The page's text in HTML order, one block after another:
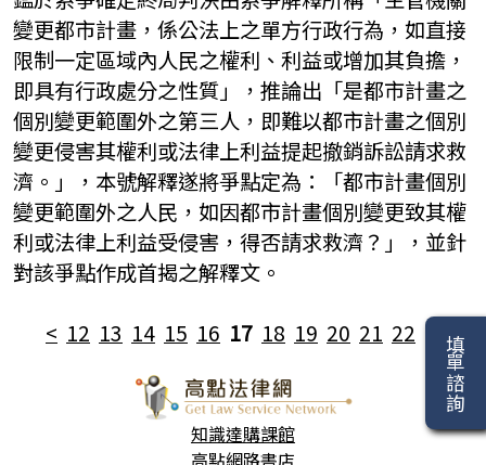
變更都市計畫，係公法上之單方行政行為，如直接
限制一定區域內人民之權利、利益或增加其負擔，
即具有行政處分之性質」，推論出「是都市計畫之
個別變更範圍外之第三人，即難以都市計畫之個別
變更侵害其權利或法律上利益提起撤銷訴訟請求救
濟。」，本號解釋遂將爭點定為：「都市計畫個別
變更範圍外之人民，如因都市計畫個別變更致其權
利或法律上利益受侵害，得否請求救濟？」，並針
對該爭點作成首揭之解釋文。
< 12 13 14 15 16 17 18 19 20 21 22
填單諮詢
知識達購課館
高點網路書店